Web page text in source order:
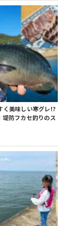
く美味しい寒グレ!?
堤防フカセ釣りのス